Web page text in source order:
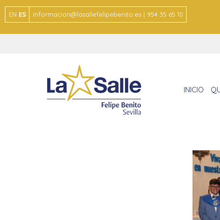
EN ES informacion@lasallefelipebenito.es | 954 35 65 10
INICIO